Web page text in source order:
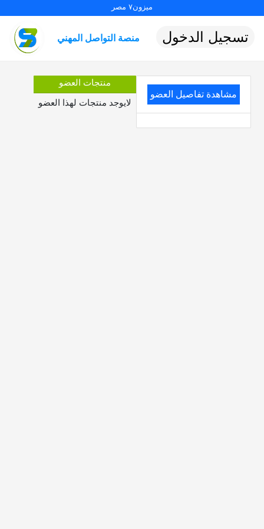
ميزون٧ مصر
منصة التواصل المهني تسجيل الدخول
مشاهدة تفاصيل العضو
منتجات العضو
لايوجد منتجات لهذا العضو